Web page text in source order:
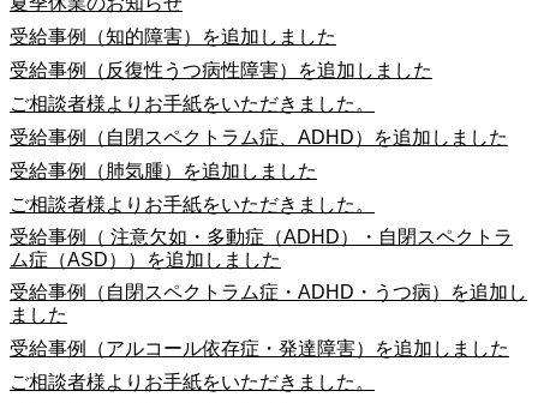
受給事例（知的障害）を追加しました
受給事例（反復性うつ病性障害）を追加しました
ご相談者様よりお手紙をいただきました。
受給事例（自閉スペクトラム症、ADHD）を追加しました
受給事例（肺気腫）を追加しました
ご相談者様よりお手紙をいただきました。
受給事例（ 注意欠如・多動症（ADHD）・自閉スペクトラ
ム症（ASD））を追加しました
受給事例（自閉スペクトラム症・ADHD・うつ病）を追加し
ました
受給事例（アルコール依存症・発達障害）を追加しました
ご相談者様よりお手紙をいただきました。